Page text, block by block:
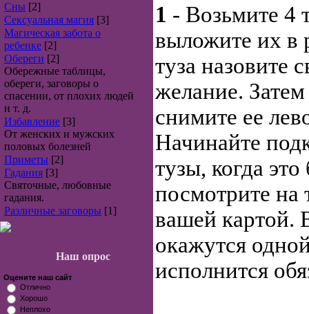
Сны [2]
Сексуальная магия [3]
Магическая забота о
ребенке [2]
Обереги [2]
Обережные таблицы,
обереги, заговоры о
спасении, от плохих людей
и т. д.
Избавление [3]
От женских и мужских
половых болезней
Приметы [2]
Гадания [3]
Святочные, любовные
гадания.
Различные заговоры [1]
Наш опрос
Оцените наш сайт
Отлично
Хорошо
Неплохо
1 - Возьмите 4
выложите их в
туза назовите
желание.
снимите ее
Начинайте
тузы, когда
посмотрите на
вашей картой.
окажутся
исполнится